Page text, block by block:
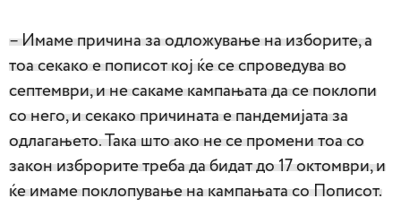
– Имаме причина за одложување на изборите, а
тоа секако е пописот кој ќе се спроведува во
септември, и не сакаме кампањата да се поклопи
со него, и секако причината е пандемијата за
одлагањето. Така што ако не се промени тоа со
закон изброрите треба да бидат до 17 октомври, и
ќе имаме поклопување на кампањата со Пописот.